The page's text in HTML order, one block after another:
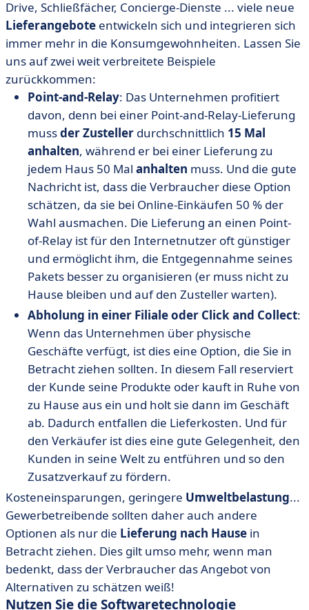
Drive, Schließfächer, Concierge-Dienste ... viele neue
Lieferangebote entwickeln sich und integrieren sich
immer mehr in die Konsumgewohnheiten. Lassen Sie
uns auf zwei weit verbreitete Beispiele
zurückkommen:
Point-and-Relay: Das Unternehmen profitiert
davon, denn bei einer Point-and-Relay-Lieferung
mussder Zusteller durchschnittlich 15 Mal
anhalten, während er bei einer Lieferung zu
jedem Haus 50 Mal anhalten muss. Und die gute
Nachricht ist, dass die Verbraucher diese Option
schätzen, da sie bei Online-Einkäufen 50 % der
Wahl ausmachen. Die Lieferung an einen Point-
of-Relay ist für den Internetnutzer oft günstiger
und ermöglicht ihm, die Entgegennahme seines
Pakets besser zu organisieren (er muss nicht zu
Hause bleiben und auf den Zusteller warten).
Abholung in einer Filiale oder Click and Collect:
Wenn das Unternehmen über physische
Geschäfte verfügt, ist dies eine Option, die Sie in
Betracht ziehen sollten. In diesem Fall reserviert
der Kunde seine Produkte oder kauft in Ruhe von
zu Hause aus ein und holt sie dann im Geschäft
ab. Dadurch entfallen die Lieferkosten. Und für
den Verkäufer ist dies eine gute Gelegenheit, den
Kunden in seine Welt zu entführen und so den
Zusatzverkauf zu fördern.
Kosteneinsparungen, geringere Umweltbelastung...
Gewerbetreibende sollten daher auch andere
Optionen als nur die Lieferung nach Hause in
Betracht ziehen. Dies gilt umso mehr, wenn man
bedenkt, dass der Verbraucher das Angebot von
Alternativen zu schätzen weiß!
Nutzen Sie die Softwaretechnologie